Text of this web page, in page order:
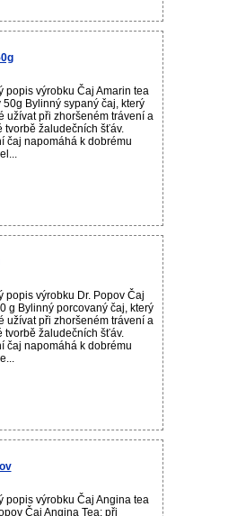
popis výrobku Čaj Amarin tea
50g Bylinný sypaný čaj, který
užívat při zhoršeném trávení a
tvorbě žaludečních šťáv.
čaj napomáhá k dobrému
popis výrobku Dr. Popov Čaj
g Bylinný porcovaný čaj, který
užívat při zhoršeném trávení a
tvorbě žaludečních šťáv.
čaj napomáhá k dobrému
popis výrobku Čaj Angina tea
Čaj Angina Tea: při